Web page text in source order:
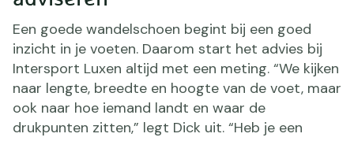
Een goede wandelschoen begint bij een goed
inzicht in je voeten. Daarom start het advies bij
Intersport Luxen altijd met een meting. “We kijken
naar lengte, breedte en hoogte van de voet, maar
ook naar hoe iemand landt en waar de
drukpunten zitten,” legt Dick uit. “Heb je een